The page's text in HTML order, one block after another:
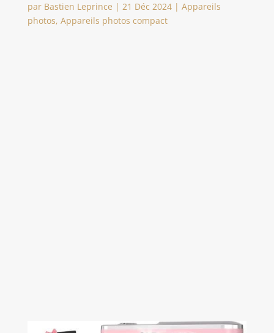
par Bastien Leprince | 21 Déc 2024| Appareils
photos, Appareils photos compact